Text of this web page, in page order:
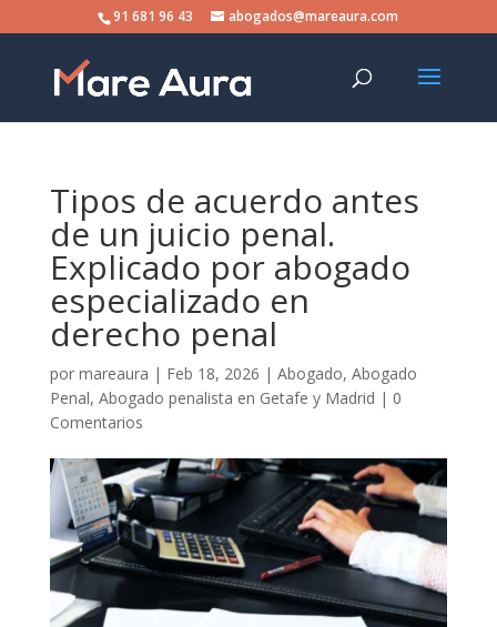
91 681 96 43 abogados@mareaura.com
Tipos de acuerdo antes
de un juicio penal.
Explicado por abogado
especializado en
derecho penal
por mareaura | Feb 18, 2026 | Abogado, Abogado
Penal, Abogado penalista en Getafe y Madrid | 0
Comentarios